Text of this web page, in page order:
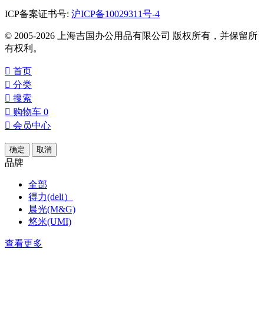
ICP备案证书号: 沪ICP备10029311号-4
© 2005-2026 上海吉国办公用品有限公司 版权所有，并保留所
有权利。
 首页
 分类
 搜索
 购物车 0
 会员中心
确定 取消
品牌
全部
得力(deli）
晨光(M&G)
悠米(UMI)
查看更多